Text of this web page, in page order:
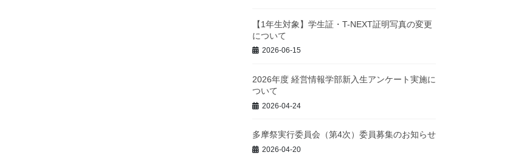
【1年生対象】学生証・T-NEXT証明写真の変更
について
2026-06-15
2026年度 経営情報学部新入生アンケート実施に
ついて
2026-04-24
多摩祭実行委員会（第4次）委員募集のお知らせ
2026-04-20